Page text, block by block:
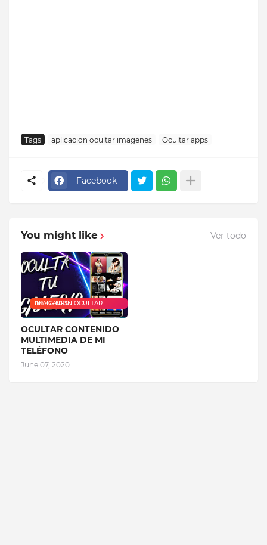
Tags aplicacion ocultar imagenes Ocultar apps
Facebook
You might like Ver todo
APLICACION OCULTAR IMAGENES
OCULTAR CONTENIDO
MULTIMEDIA DE MI
TELÉFONO
June 07, 2020